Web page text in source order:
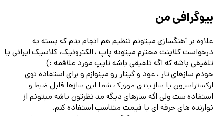
بیوگرافی من
علاوه بر آهنگسازی میتونم تنظیم هم انجام بدم که بسته به
درخواست کلاینت محترم میتونه پاپ ، الکترونیک، کلاسیک ایرانی یا
تلفیقی باشه که اگه تلفیقی باشه تایپ مورد علاقمه :)
خودم سازهای تار ، عود و گیتار رو مینوازم و برای استفاده توی
ارکستراسیون یا ساز بندی موزیک شما این سازها قابل ضبط و
استفاده ست ولی اگه سازهای دیگه مد نظرتون باشه میتونم از
نوازنده های حرفه ای با قیمت متناسب استفاده کنم.